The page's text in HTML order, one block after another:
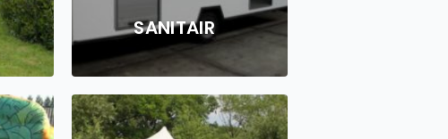
SANITAIR